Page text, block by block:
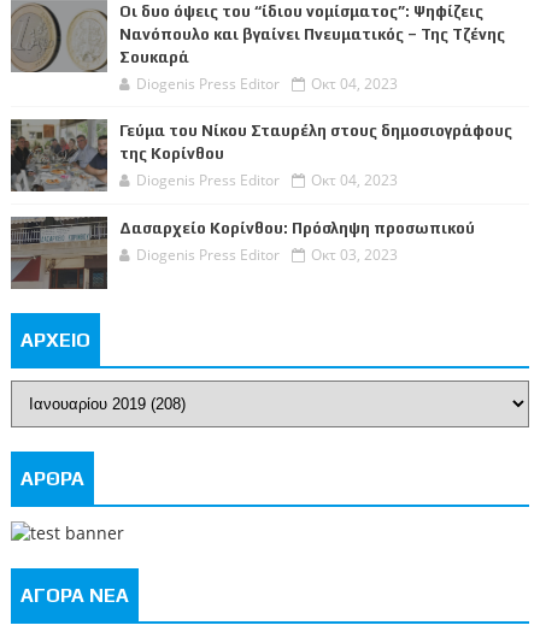
Οι δυο όψεις του “ίδιου νομίσματος”: Ψηφίζεις
Νανόπουλο και βγαίνει Πνευματικός – Της Τζένης
Σουκαρά
Diogenis Press Editor Οκτ 04, 2023
Γεύμα του Νίκου Σταυρέλη στους δημοσιογράφους
της Κορίνθου
Diogenis Press Editor Οκτ 04, 2023
Δασαρχείο Κορίνθου: Πρόσληψη προσωπικού
Diogenis Press Editor Οκτ 03, 2023
ΑΡΧΕΙΟ
ΑΡΘΡΑ
ΑΓΟΡΑ ΝΕΑ